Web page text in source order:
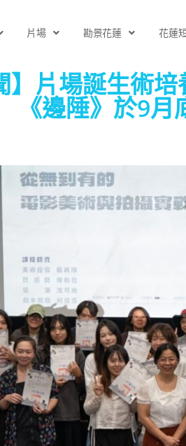
片場 勘景花蓮 花蓮
】片場誕生術
《邊陲》於9